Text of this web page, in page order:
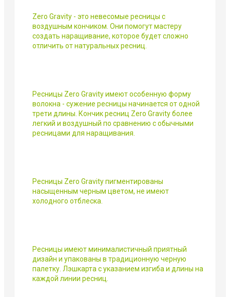
Zero Gravity - это невесомые ресницы с
воздушным кончиком. Они помогут мастеру
создать наращивание, которое будет сложно
отличить от натуральных ресниц.
Ресницы Zero Gravity имеют особенную форму
волокна - сужение ресницы начинается от одной
трети длины. Кончик ресниц Zero Gravity более
легкий и воздушный по сравнению с обычными
ресницами для наращивания.
Ресницы Zero Gravity пигментированы
насыщенным черным цветом, не имеют
холодного отблеска.
Ресницы имеют минималистичный приятный
дизайн и упакованы в традиционную черную
палетку. Лэшкарта с указанием изгиба и длины на
каждой линии ресниц.